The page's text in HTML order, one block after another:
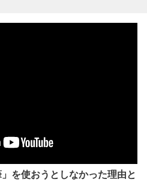
うとしなかった理由と
真